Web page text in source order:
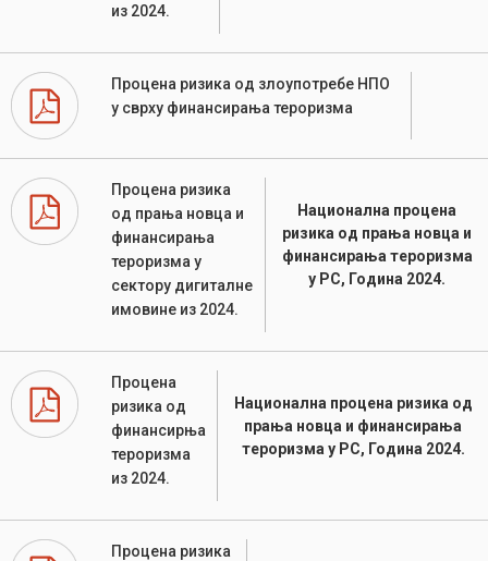
из 2024.
Процена ризика од злоупотребе НПО
у сврху финансирања тероризма
Процена ризика
од прања новца и
финансирања
тероризма у
сектору дигиталне
имовине из 2024.
Национална процена
ризика од прања новца и
финансирања тероризма
у РС, Година 2024.
Процена
ризика од
финансирња
тероризма
из 2024.
Национална процена ризика од
прања новца и финансирања
тероризма у РС, Година 2024.
Процена ризика